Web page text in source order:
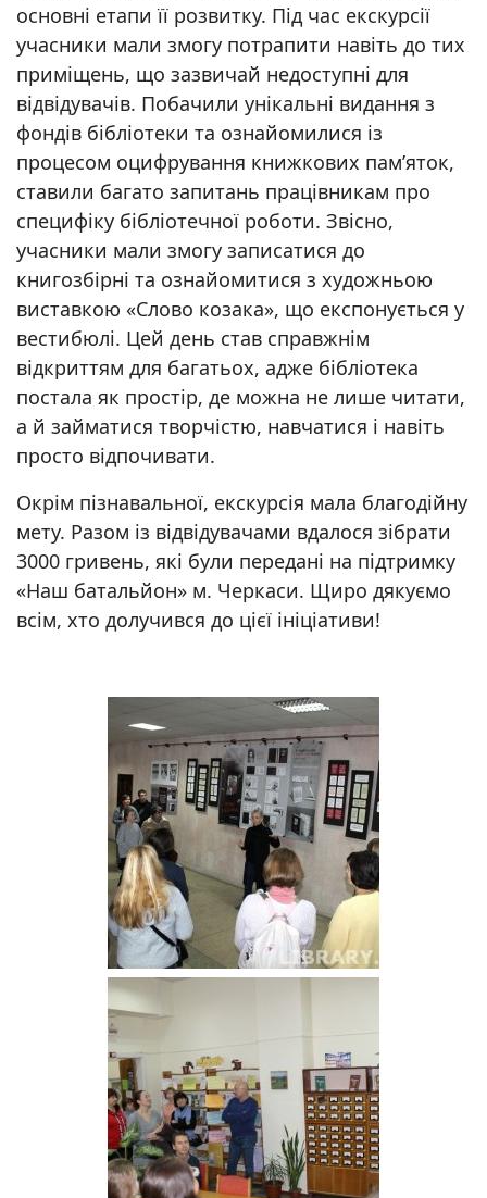
основні етапи її розвитку. Під час екскурсії
учасники мали змогу потрапити навіть до тих
приміщень, що зазвичай недоступні для
відвідувачів. Побачили унікальні видання з
фондів бібліотеки та ознайомилися із
процесом оцифрування книжкових пам’яток,
ставили багато запитань працівникам про
специфіку бібліотечної роботи. Звісно,
учасники мали змогу записатися до
книгозбірні та ознайомитися з художньою
виставкою «Слово козака», що експонується у
вестибюлі. Цей день став справжнім
відкриттям для багатьох, адже бібліотека
постала як простір, де можна не лише читати,
а й займатися творчістю, навчатися і навіть
просто відпочивати.
Окрім пізнавальної, екскурсія мала благодійну
мету. Разом із відвідувачами вдалося зібрати
3000 гривень, які були передані на підтримку
«Наш батальйон» м. Черкаси. Щиро дякуємо
всім, хто долучився до цієї ініціативи!